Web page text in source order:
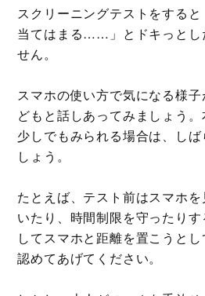
スクリーニングテストをする
当てはまる……」とドキっとし
せん。
スマホの使い方で気になる様
どもと話しあってみましょう
少しでもみられる場合は、し
しょう。
たとえば、テスト前はスマホ
いたり、時間制限を守ったり
してスマホと距離を置こうと
認めてあげてください。